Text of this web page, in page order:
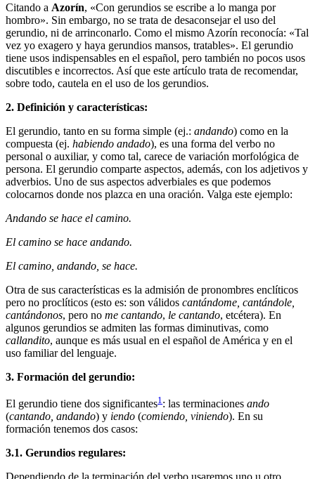
Citando a Azorín, «Con gerundios se escribe a lo manga por
hombro». Sin embargo, no se tra­ta de desaconsejar el uso del
gerundio, ni de arrinconarlo. Como el mismo Azorín reconocía: «Tal
vez yo exagero y haya gerundios mansos, tratables». El gerundio
tiene usos indispensables en el español, pero también no pocos usos
discutibles e incorrectos. Así que este artículo trata de recomendar,
sobre todo, cautela en el uso de los gerundios.
2. Definición y características:
El gerundio, tanto en su forma simple (ej.: andando) como en la
compuesta (ej. habiendo andado), es una forma del verbo no
personal o auxiliar, y como tal, carece de variación morfológica de
persona. El gerundio comparte aspectos, además, con los adjetivos y
adverbios. Uno de sus aspectos adverbiales es que podemos
colocarnos donde nos plazca en una oración. Valga este ejemplo:
Andando se hace el camino.
El camino se hace andando.
El camino, andando, se hace.
Otra de sus características es la admisión de pronombres enclíticos
pero no proclíticos (esto es: son válidos cantándome, cantándole,
cantándonos, pero no me cantando, le cantando, etcétera). En
algunos gerundios se admiten las formas diminutivas, como
callandito, aunque es más usual en el español de América y en el
uso familiar del lenguaje.
3. Formación del gerundio:
El gerundio tiene dos significantes1 : las terminaciones ando
(cantando, andando) y iendo (comiendo, viniendo). En su
formación tenemos dos casos:
3.1. Gerundios regulares: